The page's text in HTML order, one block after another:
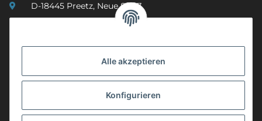
Alle akzeptieren
Konfigurieren
D-18445 Preetz, Neue Str. 7
info@mobility-in-harmony.de
Informationen
Back on Track